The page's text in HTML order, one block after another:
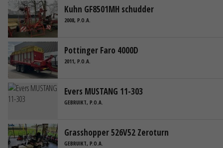
Kuhn GF8501MH schudder
2008, P.O.A.
Pottinger Faro 4000D
2011, P.O.A.
Evers MUSTANG 11-303
GEBRUIKT, P.O.A.
Grasshopper 526V52 Zeroturn
GEBRUIKT, P.O.A.